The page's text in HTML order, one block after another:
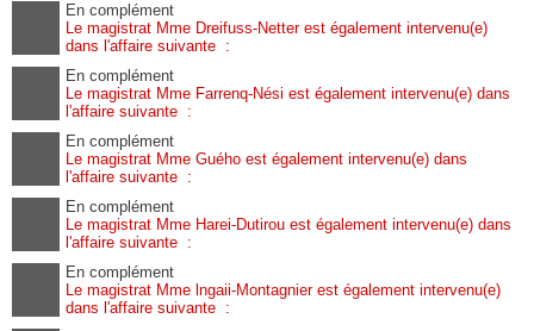
En complément
Le magistrat Mme Dreifuss-Netter est également intervenu(e)
dans l'affaire suivante :
En complément
Le magistrat Mme Farrenq-Nési est également intervenu(e) dans
l'affaire suivante :
En complément
Le magistrat Mme Guého est également intervenu(e) dans
l'affaire suivante :
En complément
Le magistrat Mme Harei-Dutirou est également intervenu(e) dans
l'affaire suivante :
En complément
Le magistrat Mme lngaii-Montagnier est également intervenu(e)
dans l'affaire suivante :